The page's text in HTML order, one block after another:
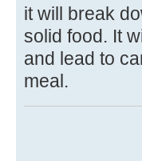
it will break
solid food. It
and lead to
meal.